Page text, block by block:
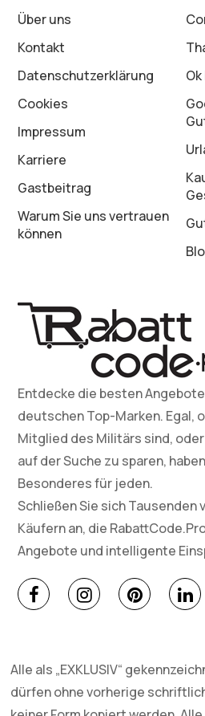
Über uns
Kontakt
Datenschutz­erklärung
Cookies
Impressum
Karriere
Gastbeitrag
Warum Sie uns vertrauen
können
Entdecke die besten
deutschen Top-Marken. Egal,
Mitglied des Militärs sind,
auf der Suche zu sparen,
Besonderes für jeden.
Schließen Sie sich Tausenden
Käufern an, die
Angebote und intelligente
Alle als „EXKLUSIV“
dürfen ohne vorherige